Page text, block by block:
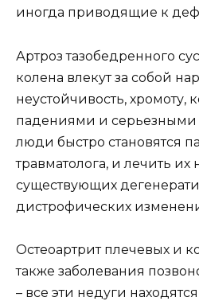
иногда приводящие к
Артроз тазобедренного
колена влекут за собой
неустойчивость, хромоту,
падениями и серьезными
люди быстро становятся
травматолога, и лечить
существующих
дистрофических
Остеоартрит плечевых и
также заболевания
– все эти недуги